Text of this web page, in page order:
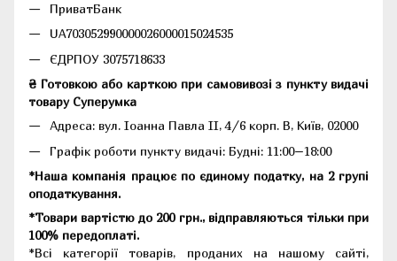
ПриватБанк
UA703052990000026000015024535
ЄДРПОУ 3075718633
₴ Готовкою або карткою при самовивозі з пункту видачі
товару Суперумка
Адреса: вул. Іоанна Павла II, 4/6 корп. В, Київ, 02000
Графік роботи пункту видачі: Будні: 11:00–18:00
*Наша компанія працює по єдиному податку, на 2 групі
оподаткування.
*Товари вартістю до 200 грн., відправляються тільки при
100% передоплаті.
*Всі категорії товарів, проданих на нашому сайті,